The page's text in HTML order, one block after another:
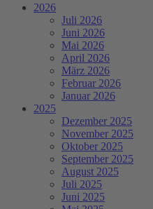
2026
Juli 2026
Juni 2026
Mai 2026
April 2026
März 2026
Februar 2026
Januar 2026
2025
Dezember 2025
November 2025
Oktober 2025
September 2025
August 2025
Juli 2025
Juni 2025